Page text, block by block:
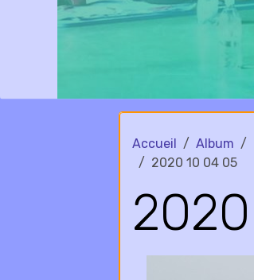
Accueil Album
2020 10 04 05